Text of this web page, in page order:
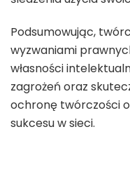
Podsumowując,
wyzwaniami
własności
zagrożeń oraz
ochronę twórczości
sukcesu w sieci.